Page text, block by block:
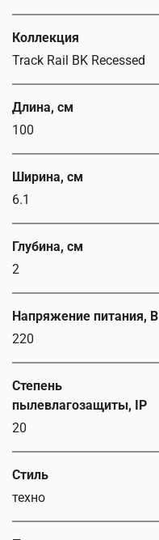
Коллекция
Track Rail BK Recessed
Длина, см
100
Ширина, см
6.1
Глубина, см
2
Напряжение питания, В
220
Степень
пылевлагозащиты, IP
20
Стиль
техно